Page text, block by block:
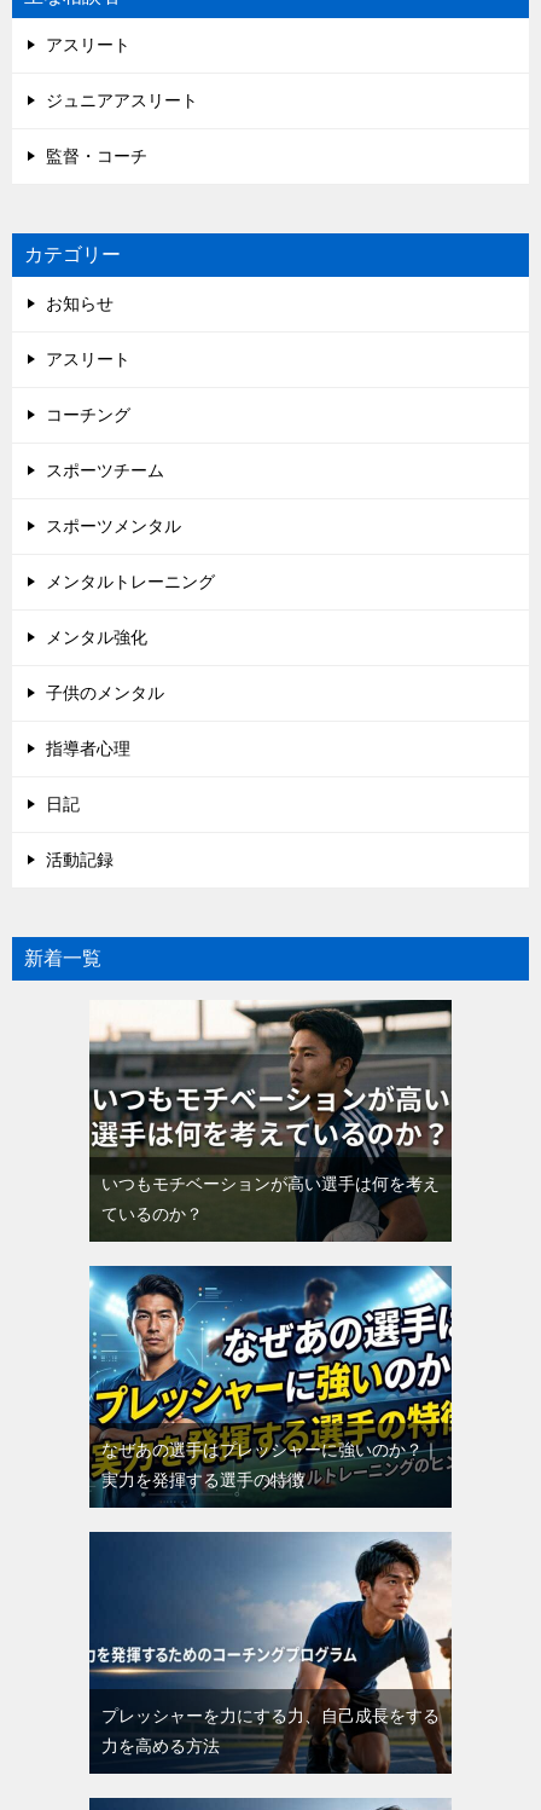
アスリート
ジュニアアスリート
監督・コーチ
カテゴリー
お知らせ
アスリート
コーチング
スポーツチーム
スポーツメンタル
メンタルトレーニング
メンタル強化
子供のメンタル
指導者心理
日記
活動記録
新着一覧
いつもモチベーションが高い選手は何を考え
ているのか？
なぜあの選手はプレッシャーに強いのか？｜
実力を発揮する選手の特徴
プレッシャーを力にする力、自己成長をする
力を高める方法